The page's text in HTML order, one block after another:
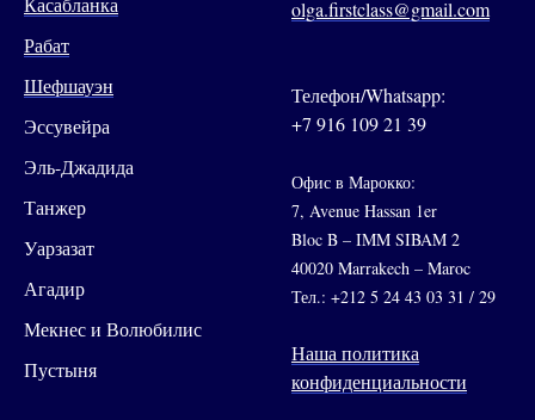
Рабат
Шефшауэн
Эссувейра
Эль-Джадида
Танжер
Уарзазат
Агадир
Мекнес и Волюбилис
Пустыня
olga.firstclass@gmail.com
Телефон/Whatsapp:
+7 916 109 21 39
Офис в Марокко:
7, Avenue Hassan 1er
Bloc B – IMM SIBAM 2
40020 Marrakech – Maroc
Тел.: +212 5 24 43 03 31 / 29
Наша политика
конфиденциальности